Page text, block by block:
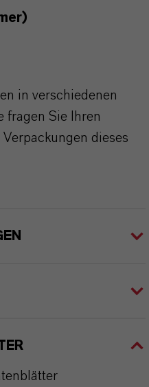
in verschiedenen
fragen Sie Ihren
dieses